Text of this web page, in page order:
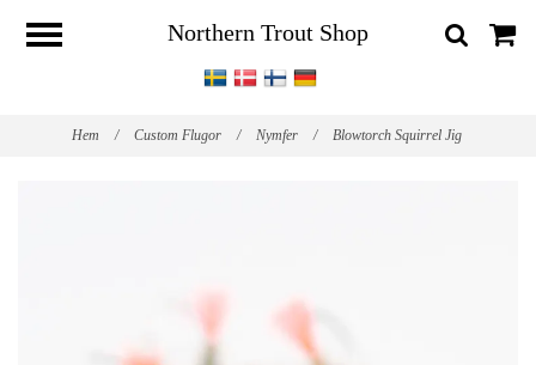
Northern Trout Shop
Hem / Custom Flugor / Nymfer / Blowtorch Squirrel Jig